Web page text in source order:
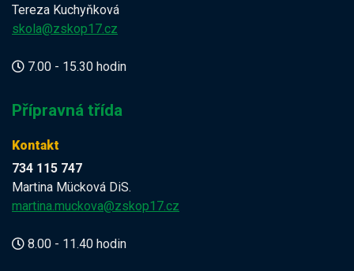
Tereza Kuchyňková
skola@zskop17.cz
7.00 - 15.30 hodin
Přípravná třída
Kontakt
734 115 747
Martina Mücková DiS.
martina.muckova@zskop17.cz
8.00 - 11.40 hodin